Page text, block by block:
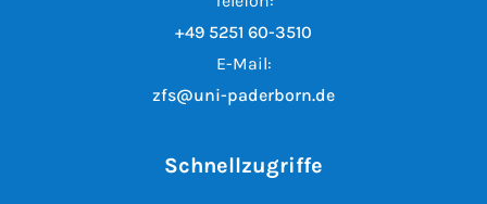
+49 5251 60-3510
E-Mail:
zfs@uni-paderborn.de
Schnellzugriffe